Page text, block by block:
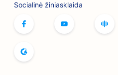
SEO stalo žaidimų kavinėms
Socialinė žiniasklaida